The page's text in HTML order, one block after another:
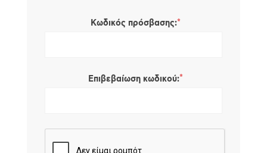
Κωδικός πρόσβασης:*
Επιβεβαίωση κωδικού:*